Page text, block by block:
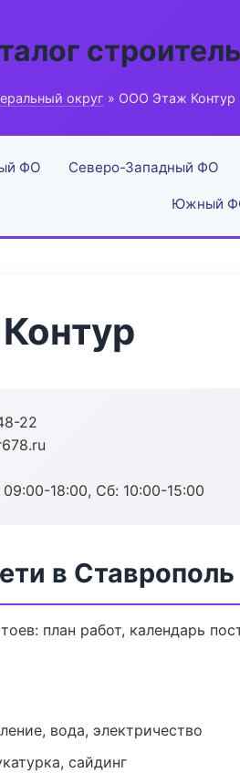
округ » ООО Этаж Контур
ФО Северо-Западный ФО
Южный
22
18:00, Сб: 10:00-15:00
в Ставрополь
план работ, календарь
вода, электричество
сайдинг